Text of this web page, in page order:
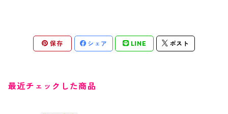
保存 シェア LINE ポスト
最近チェックした商品